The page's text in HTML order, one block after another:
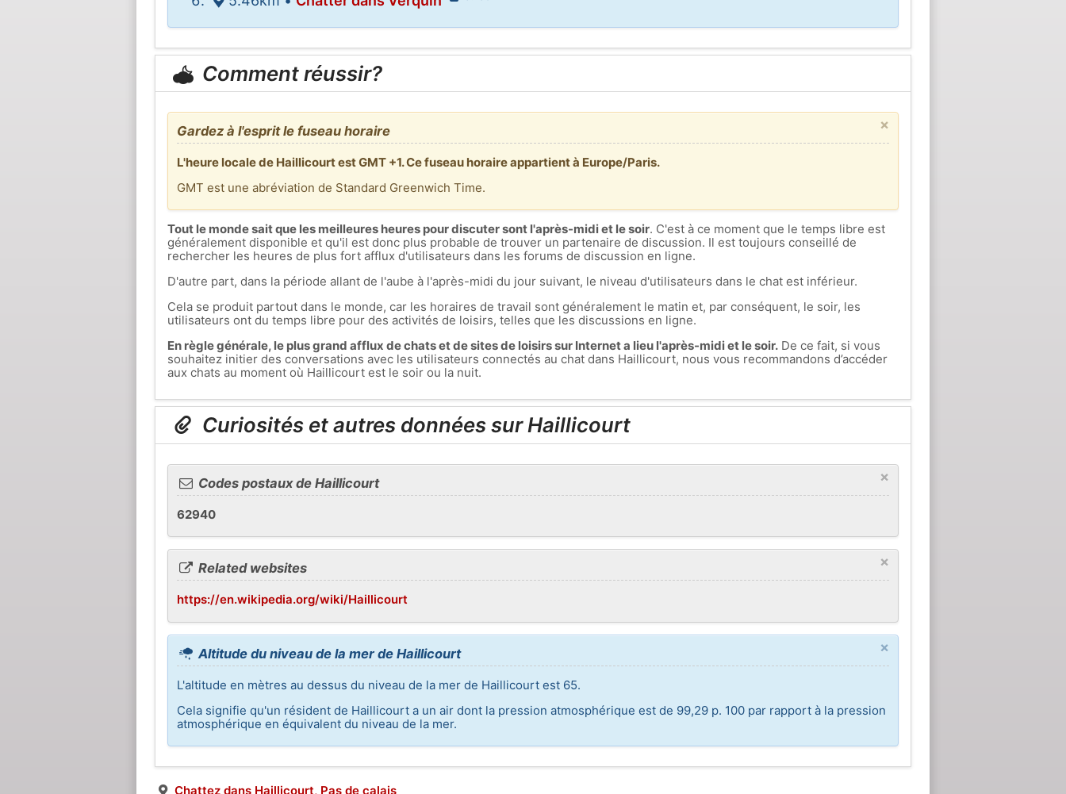
Comment réussir?
×
Gardez à l'esprit le fuseau horaire
L'heure locale de Haillicourt est GMT +1. Ce fuseau horaire appartient à Europe/Paris.
GMT est une abréviation de Standard Greenwich Time.
Tout le monde sait que les meilleures heures pour discuter sont l'après-midi et le soir. C'est à ce moment que le temps libre est
généralement disponible et qu'il est donc plus probable de trouver un partenaire de discussion. Il est toujours conseillé de
rechercher les heures de plus fort afflux d'utilisateurs dans les forums de discussion en ligne.
D'autre part, dans la période allant de l'aube à l'après-midi du jour suivant, le niveau d'utilisateurs dans le chat est inférieur.
Cela se produit partout dans le monde, car les horaires de travail sont généralement le matin et, par conséquent, le soir, les
utilisateurs ont du temps libre pour des activités de loisirs, telles que les discussions en ligne.
En règle générale, le plus grand afflux de chats et de sites de loisirs sur Internet a lieu l'après-midi et le soir.De ce fait, si vous
souhaitez initier des conversations avec les utilisateurs connectés au chat dans Haillicourt, nous vous recommandons d’accéder
aux chats au moment où Haillicourt est le soir ou la nuit.
Curiosités et autres données sur Haillicourt
×
Codes postaux de Haillicourt
62940
×
Related websites
https://en.wikipedia.org/wiki/Haillicourt
×
Altitude du niveau de la mer de Haillicourt
L'altitude en mètres au dessus du niveau de la mer de Haillicourt est 65.
Cela signifie qu'un résident de Haillicourt a un air dont la pression atmosphérique est de 99,29 p. 100 par rapport à la pression
atmosphérique en équivalent du niveau de la mer.
Chattez dans Haillicourt, Pas de calais